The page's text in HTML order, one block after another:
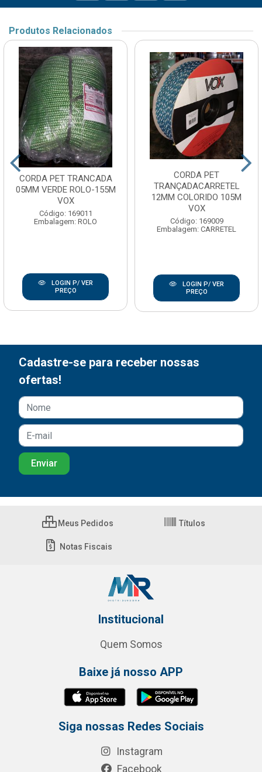
Produtos Relacionados
CORDA PET TRANCADA
05MM VERDE ROLO-155M
VOX
Código: 169011
Embalagem: ROLO
LOGIN P/ VER
PREÇO
CORDA PET
TRANÇADACARRETEL
12MM COLORIDO 105M
VOX
Código: 169009
Embalagem: CARRETEL
LOGIN P/ VER
PREÇO
Cadastre-se para receber nossas
ofertas!
Meus Pedidos Títulos
Notas Fiscais
Institucional
Quem Somos
Baixe já nosso APP
Siga nossas Redes Sociais
Instagram
Facebook